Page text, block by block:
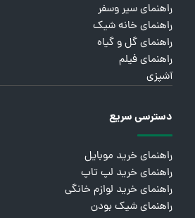
راهنمای سیر وسفر
راهنمای خانه شیک
راهنمای گل و گیاه
راهنمای فیلم
آشپزی
دسترسی سریع
راهنمای خرید موبایل
راهنمای خرید لپ تاپ
راهنمای خرید لوازم خانگی
راهنمای شیک بودن